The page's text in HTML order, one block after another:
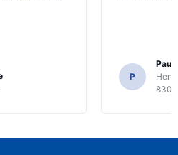
P
Paul
8300